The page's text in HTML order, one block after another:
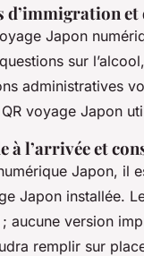
et
Japon
sur
administratives
voyage Japon
à l’arrivée et
Japon, il
Japon installée.
aucune version
remplir sur